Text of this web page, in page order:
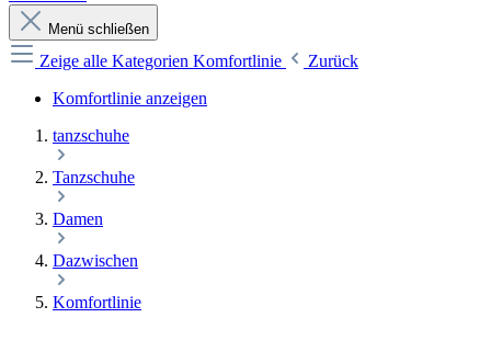
Menü schließen
Zeige alle Kategorien Komfortlinie
Zurück
Komfortlinie anzeigen
tanzschuhe
Tanzschuhe
Damen
Dazwischen
Komfortlinie